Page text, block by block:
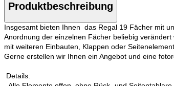
Produktbeschreibung
Insgesamt bieten Ihnen das Regal 19 Fächer mit
Anordnung der einzelnen Fächer beliebig
mit weiteren Einbauten, Klappen oder
Gerne erstellen wir Ihnen ein Angebot und eine
Details: